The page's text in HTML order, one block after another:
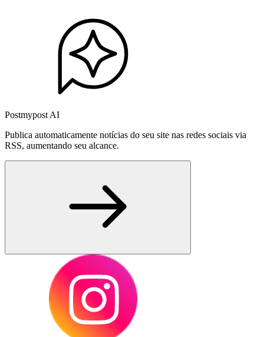
Postmypost AI
Publica automaticamente notícias do seu site nas redes sociais via
RSS, aumentando seu alcance.